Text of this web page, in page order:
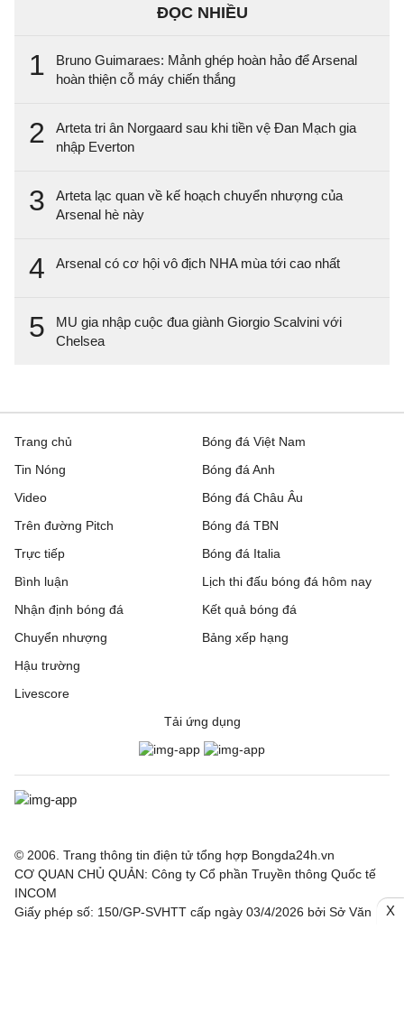
ĐỌC NHIỀU
1
Bruno Guimaraes: Mảnh ghép hoàn hảo để Arsenal
hoàn thiện cỗ máy chiến thắng
2
Arteta tri ân Norgaard sau khi tiền vệ Đan Mạch gia
nhập Everton
3
Arteta lạc quan về kế hoạch chuyển nhượng của
Arsenal hè này
4 Arsenal có cơ hội vô địch NHA mùa tới cao nhất
5
MU gia nhập cuộc đua giành Giorgio Scalvini với
Chelsea
Trang chủ
Tin Nóng
Video
Trên đường Pitch
Trực tiếp
Bóng đá Việt Nam
Bóng đá Anh
Bóng đá Châu Âu
Bóng đá TBN
Bóng đá Italia
Bình luận
Nhận định bóng đá
Chuyển nhượng
Hậu trường
Livescore
Lịch thi đấu bóng đá hôm nay
Kết quả bóng đá
Bảng xếp hạng
Tải ứng dụng
© 2006. Trang thông tin điện tử tổng hợp Bongda24h.vn
CƠ QUAN CHỦ QUẢN: Công ty Cổ phần Truyền thông Quốc tế
INCOM
Giấy phép số: 150/GP-SVHTT cấp ngày 03/4/2026 bởi Sở Văn
X